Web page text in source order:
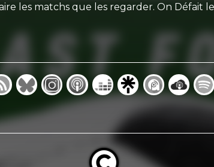
les matchs que les regarder. On